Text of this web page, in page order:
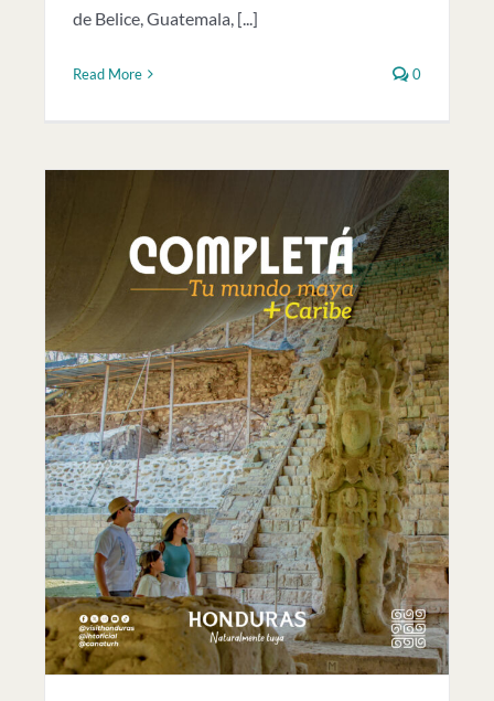
de Belice, Guatemala, [...]
Read More 0